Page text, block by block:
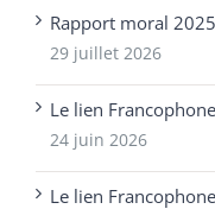
Rapport moral 2025
29 juillet 2026
Le lien
24 juin 2026
Le lien